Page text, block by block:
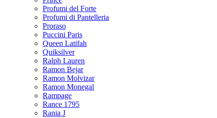
Profumi del Forte
Profumi di Pantelleria
Proraso
Puccini Paris
Queen Latifah
Quiksilver
Ralph Lauren
Ramon Bejar
Ramon Molvizar
Ramon Monegal
Rampage
Rance 1795
Rania J